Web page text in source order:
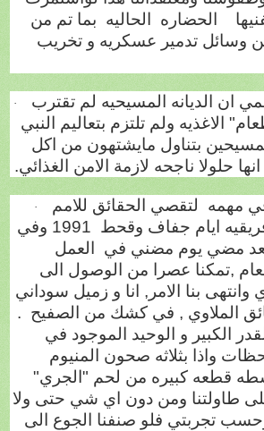
الحضاره الحاليه بما تم من
من وسائل تدمير عسكريه و تخريب
·
ان الديانه المسيحيه لم تقترب
الاغذيه ولم تلتزم بتعاليم النبي
بتناول مايشتهون من اكل
حلولا ناجحه لازمة الامن الغذائي.
· مهمه
لتقصي الحقائق للامم
ايام جفاف وقحط 1991 وفي
مضي يوم مضني في
العمل
,تمكنا عصرا من الوصول الى
بنا الامر, انا و زميل سوداني
الملاوي , في كشك من الصفيح .
الكبير و الوحيد الموجود في
واذا بثلاثه صحون المنيوم
قطعه كبيره من لحم "الجري"
طاولتنا ومن دون اي شي حتى ولا
تجربتي فلو صنفنا الجوع الى